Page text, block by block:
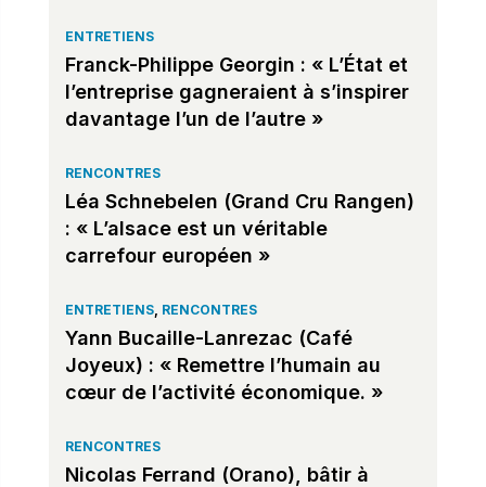
ENTRETIENS
Franck-Philippe Georgin : « L’État et
l’entreprise gagneraient à s’inspirer
davantage l’un de l’autre »
RENCONTRES
Léa Schnebelen (Grand Cru Rangen)
: « L’alsace est un véritable
carrefour européen »
ENTRETIENS, RENCONTRES
Yann Bucaille-Lanrezac (Café
Joyeux) : « Remettre l’humain au
cœur de l’activité économique. »
RENCONTRES
Nicolas Ferrand (Orano), bâtir à